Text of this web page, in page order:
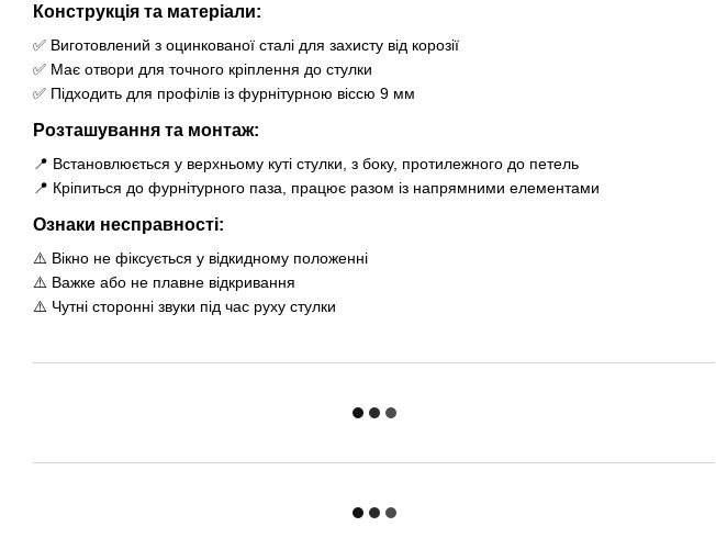
Конструкція та матеріали:
✅ Виготовлений з оцинкованої сталі для захисту від корозії
✅ Має отвори для точного кріплення до стулки
✅ Підходить для профілів із фурнітурною віссю 9 мм
Розташування та монтаж:
📍 Встановлюється у верхньому куті стулки, з боку, протилежного до петель
📍 Кріпиться до фурнітурного паза, працює разом із напрямними елементами
Ознаки несправності:
⚠️ Вікно не фіксується у відкидному положенні
⚠️ Важке або не плавне відкривання
⚠️ Чутні сторонні звуки під час руху стулки